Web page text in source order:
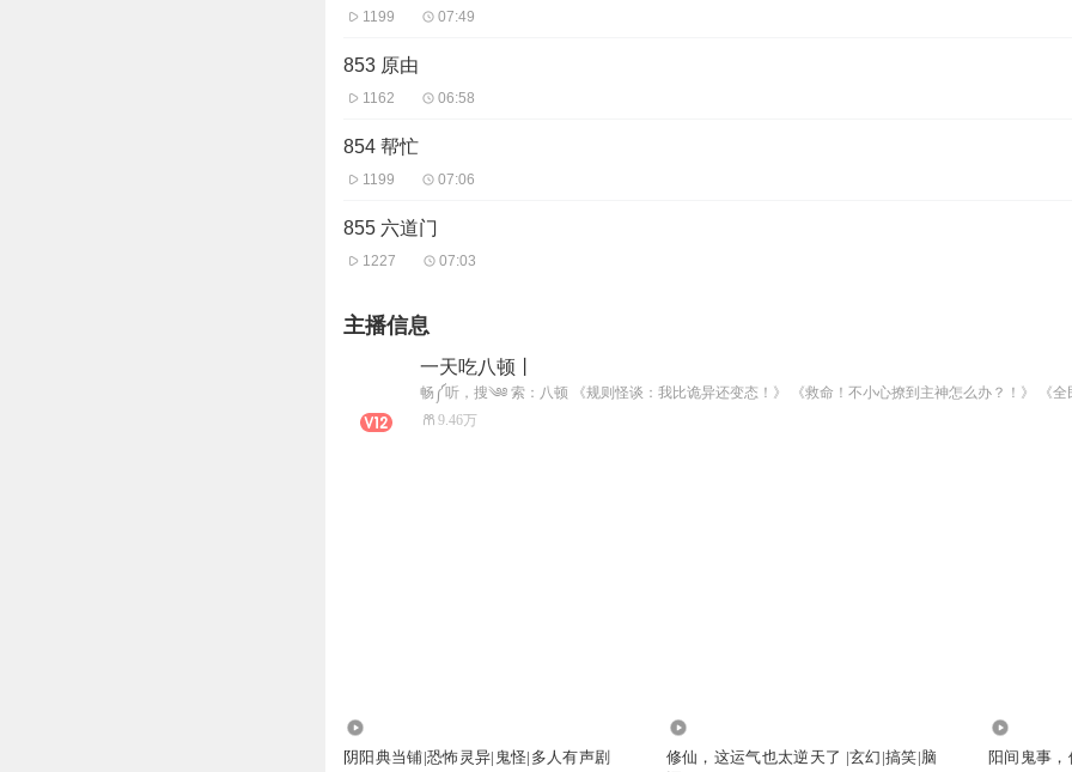
1199 07:49
853 原由
1162 06:58
854 帮忙
1199 07:06
855 六道门
1227 07:03
主播信息
一天吃八顿丨
9.46万
阴阳典当铺|恐怖灵异|鬼怪|多人有声剧
修仙，这运气也太逆天了 |玄幻|搞笑|脑
阳间鬼事